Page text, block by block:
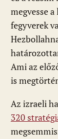
megvesse
fegyverek
Ami az
is
Az izraeli
320